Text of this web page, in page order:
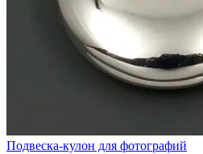
Подвеска-кулон для фотографий